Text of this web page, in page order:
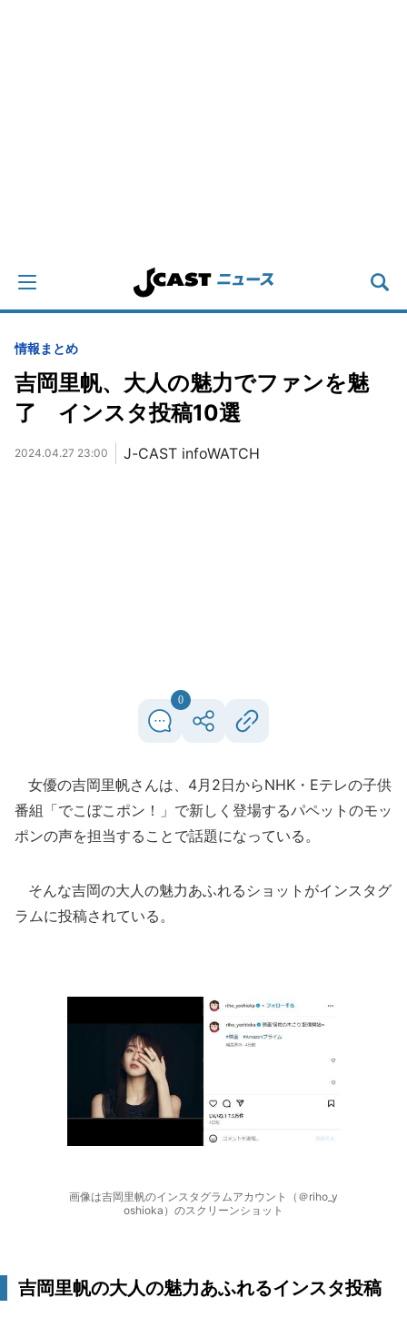
情報まとめ
吉岡里帆、大人の魅力でファンを魅
了 インスタ投稿10選
2024.04.27 23:00 J-CAST infoWATCH
0
女優の吉岡里帆さんは、4月2日からNHK・Eテレの子供
番組「でこぼこポン！」で新しく登場するパペットのモッ
ポンの声を担当することで話題になっている。
そんな吉岡の大人の魅力あふれるショットがインスタグ
ラムに投稿されている。
画像は吉岡里帆のインスタグラムアカウント（＠riho_y
oshioka）のスクリーンショット
吉岡里帆の大人の魅力あふれるインスタ投稿